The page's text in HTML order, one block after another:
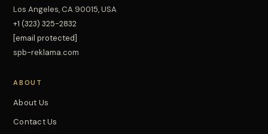
Los Angeles, CA 90015, USA
+1 (323) 325-2832
[email protected]
spb-reklama.com
ABOUT
About Us
Contact Us